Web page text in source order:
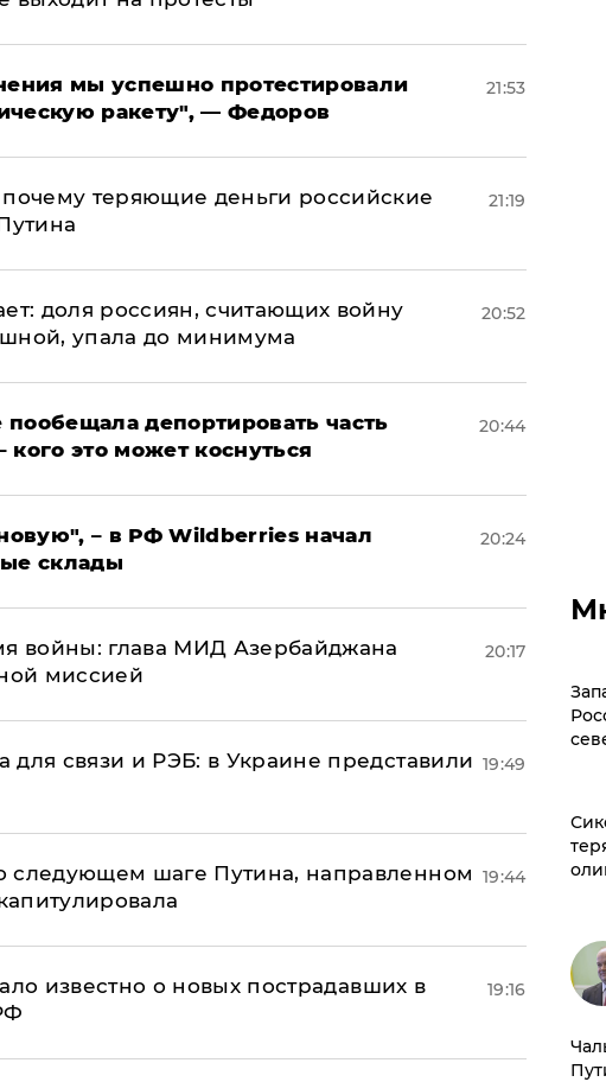
мы успешно протестировали
ракету", — Федоров
21:53
теряющие деньги российские
21:19
доля россиян, считающих войну
упала до минимума
20:52
депортировать часть
это может коснуться
20:44
– в РФ Wildberries начал
склады
20:24
войны: глава МИД Азербайджана
миссией
20:17
для связи и РЭБ: в Украине представили 19:49
следующем шаге Путина, направленном 19:44
известно о новых пострадавших в
19:16